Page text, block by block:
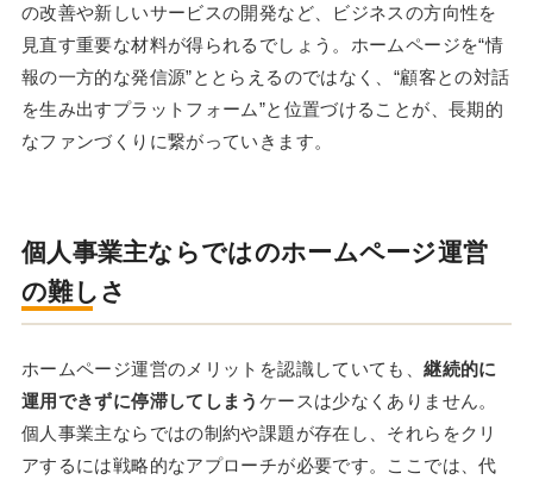
の改善や新しいサービスの開発など、ビジネスの方向性を
見直す重要な材料が得られるでしょう。ホームページを“情
報の一方的な発信源”ととらえるのではなく、“顧客との対話
を生み出すプラットフォーム”と位置づけることが、長期的
なファンづくりに繋がっていきます。
個人事業主ならではのホームページ運営
の難しさ
ホームページ運営のメリットを認識していても、継続的に
運用できずに停滞してしまう ケースは少なくありません。
個人事業主ならではの制約や課題が存在し、それらをクリ
アするには戦略的なアプローチが必要です。ここでは、代